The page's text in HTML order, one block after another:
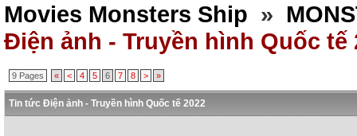
Movies Monsters Ship »
Điện ảnh - Truyền hình Quốc tế
9 Pages « < 4 5 6 7 8 > »
Tin tức Điện ảnh - Truyền hình Quốc tế 2022